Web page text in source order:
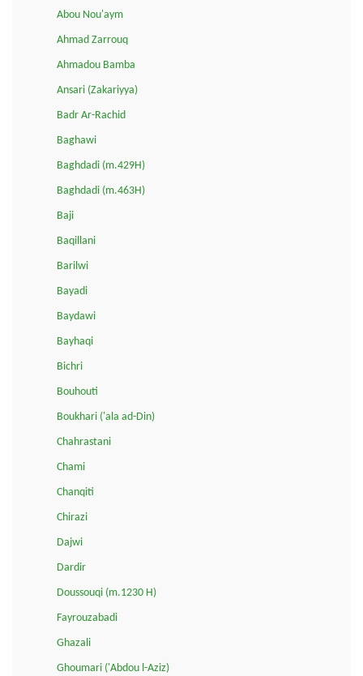
Abou Nou'aym
Ahmad Zarrouq
Ahmadou Bamba
Ansari (Zakariyya)
Badr Ar-Rachid
Baghawi
Baghdadi (m.429H)
Baghdadi (m.463H)
Baji
Baqillani
Barilwi
Bayadi
Baydawi
Bayhaqi
Bichri
Bouhouti
Boukhari ('ala ad-Din)
Chahrastani
Chami
Chanqiti
Chirazi
Dajwi
Dardir
Doussouqi (m.1230 H)
Fayrouzabadi
Ghazali
Ghoumari ('Abdou l-Aziz)